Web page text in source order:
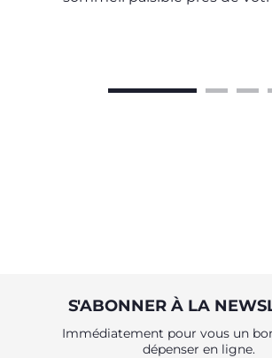
S'ABONNER À LA
Immédiatement pour vous un
dépenser en ligne.